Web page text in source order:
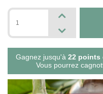
Gagnez jusqu'à 22 points
Vous pourrez